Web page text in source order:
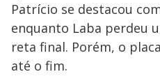
Patrício se destacou
enquanto Laba perdeu
reta final. Porém, o
até o fim.